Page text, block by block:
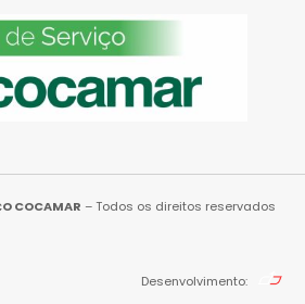
COCAMAR – Todos os direitos reservados
Desenvolvimento: